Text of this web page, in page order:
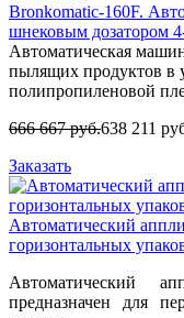
Bronkomatic-160F.
шнековым дозатором
Автоматическая
пылящих продуктов в
полипропиленовой
666 667 руб.638 211
Заказать
Автоматический
горизонтальных
Автоматический
предназначен для